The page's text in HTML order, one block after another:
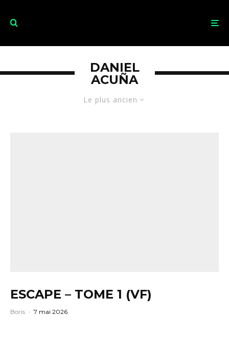
Le plus ancien
DANIEL
ACUÑA
ESCAPE – TOME 1 (VF)
Boris · 7 mai 2026